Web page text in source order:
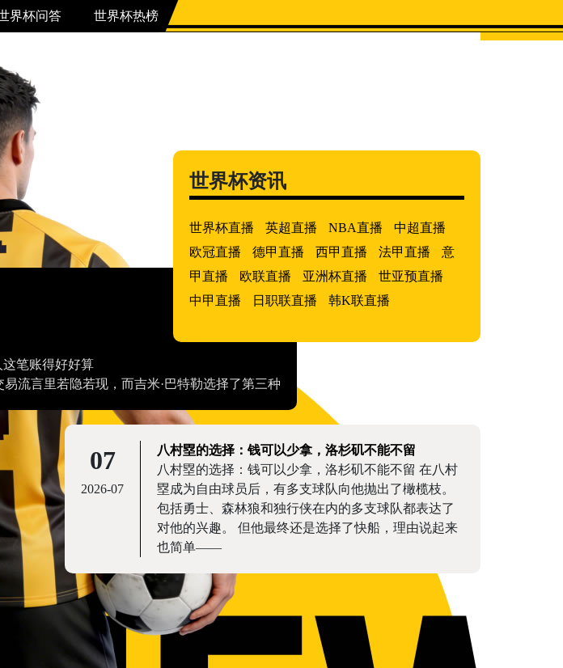
界杯问答 世界杯热榜
07
2026-07
八村塁的选择：钱可以少拿，洛杉矶不能不留
八村塁的选择：钱可以少拿，洛杉矶不能不留 在八村
塁成为自由球员后，有多支球队向他抛出了橄榄枝。
包括勇士、森林狼和独行侠在内的多支球队都表达了
对他的兴趣。 但他最终还是选择了快船，理由说起来
也简单——
笔账得好好算
流言里若隐若现，而吉米·巴特勒选择了第三种
世界杯资讯
世界杯直播 英超直播 NBA直播
中超直播
欧冠直播
德甲直播 西甲直播 法甲直播
意
甲直播
欧联直播 亚洲杯直播
世亚预直播
中甲直播
日职联直播 韩K联直播